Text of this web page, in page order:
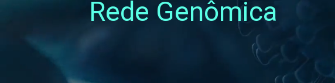
Rede Genômica